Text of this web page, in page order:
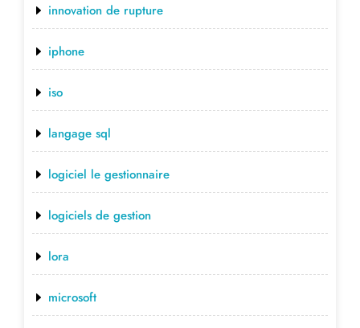
innovation de rupture
iphone
iso
langage sql
logiciel le gestionnaire
logiciels de gestion
lora
microsoft